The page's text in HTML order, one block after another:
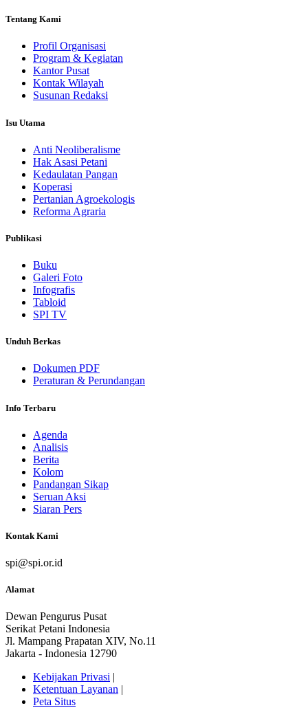
Tentang Kami
Profil Organisasi
Program & Kegiatan
Kantor Pusat
Kontak Wilayah
Susunan Redaksi
Isu Utama
Anti Neoliberalisme
Hak Asasi Petani
Kedaulatan Pangan
Koperasi
Pertanian Agroekologis
Reforma Agraria
Publikasi
Buku
Galeri Foto
Infografis
Tabloid
SPI TV
Unduh Berkas
Dokumen PDF
Peraturan & Perundangan
Info Terbaru
Agenda
Analisis
Berita
Kolom
Pandangan Sikap
Seruan Aksi
Siaran Pers
Kontak Kami
spi@spi.or.id
Alamat
Dewan Pengurus Pusat
Serikat Petani Indonesia
Jl. Mampang Prapatan XIV, No.11
Jakarta - Indonesia 12790
Kebijakan Privasi |
Ketentuan Layanan |
Peta Situs